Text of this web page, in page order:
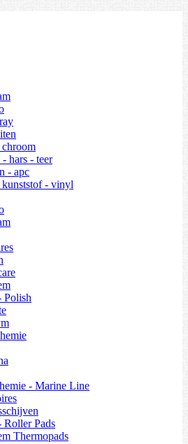
chroom
- hars - teer
- apc
kunststof - vinyl
- Marine Line
Pads
Thermopads